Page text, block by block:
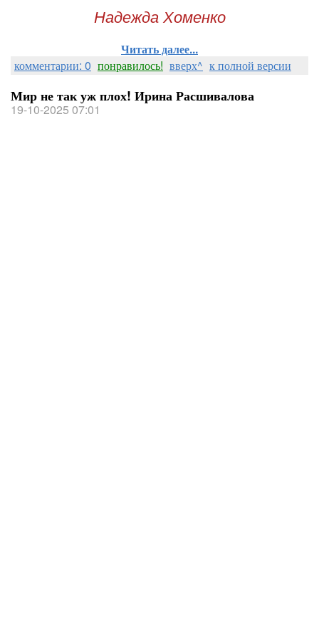
Надежда Хоменко
Читать далее...
комментарии: 0 понравилось! вверх^ к полной версии
Мир не так уж плох! Ирина Расшивалова
19-10-2025 07:01